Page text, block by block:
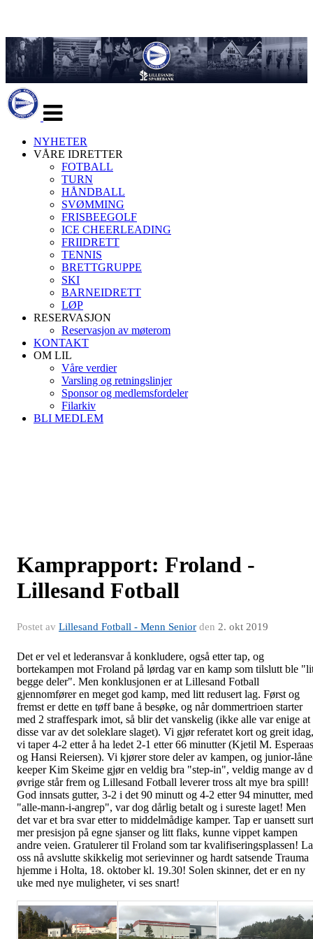
navigasjon
NYHETER
VÅRE IDRETTER
FOTBALL
TURN
HÅNDBALL
SVØMMING
FRISBEEGOLF
ICE CHEERLEADING
FRIIDRETT
TENNIS
BRETTGRUPPE
SKI
BARNEIDRETT
LØP
RESERVASJON
Reservasjon av møterom
KONTAKT
OM LIL
Våre verdier
Varsling og retningslinjer
Sponsor og medlemsfordeler
Filarkiv
BLI MEDLEM
Kamprapport: Froland -
Lillesand Fotball
Postet av Lillesand Fotball - Menn Senior den 2. okt 2019
Det er vel et lederansvar å konkludere, også etter tap, og
bortekampen mot Froland på lørdag var en kamp som tilslutt ble
begge deler". Men konklusjonen er at Lillesand Fotball
gjennomfører en meget god kamp, med litt redusert lag. Først og
fremst er dette en tøff bane å besøke, og når dommertrioen starter
med 2 straffespark imot, så blir det vanskelig (ikke alle var enige at
disse var av det soleklare slaget). Vi gjør referatet kort og greit idag,
vi taper 4-2 etter å ha ledet 2-1 etter 66 minutter (Kjetil M. Esperaas
og Hansi Reiersen). Vi kjører store deler av kampen, og junior-
keeper Kim Skeime gjør en veldig bra "step-in", veldig mange av
øvrige står frem og Lillesand Fotball leverer tross alt mye bra spill!
God innsats gutter, 3-2 i det 90 minutt og 4-2 etter 94 minutter, med
"alle-mann-i-angrep", var dog dårlig betalt og i sureste laget! Men
det var et bra svar etter to middelmådige kamper. Tap er uansett
mer presisjon på egne sjanser og litt flaks, kunne vippet kampen
andre veien. Gratulerer til Froland som tar kvalifiseringsplassen! La
oss nå avslutte skikkelig mot serievinner og hardt satsende Trauma
hjemme i Holta, 18. oktober kl. 19.30! Solen skinner, det er en ny
uke med nye muligheter, vi ses snart!